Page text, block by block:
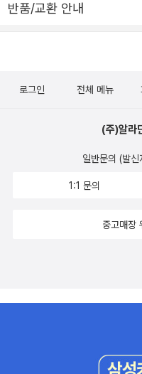
반품/교환 안내
로그인 전체 메뉴
(주)알라
일반문의 (발신
1:1 문의
중고매장